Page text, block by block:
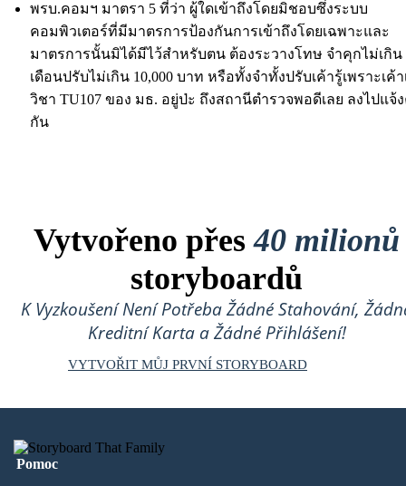
พรบ.คอมฯ มาตรา 5 ที่ว่า ผู้ใดเข้าถึงโดยมิชอบซึ่งระบบ
คอมพิวเตอร์ที่มีมาตรการป้องกันการเข้าถึงโดยเฉพาะและ
มาตรการนั้นมิได้มีไว้สำหรับตน ต้องระวางโทษ จำคุกไม่เกิน
เดือนปรับไม่เกิน 10,000 บาท หรือทั้งจำทั้งปรับเค้ารู้เพราะเค้า
วิชา TU107 ของ มธ. อยู่ป่ะ ถึงสถานีตำรวจพอดีเลย ลงไปแจ้
กัน
Vytvořeno přes40 milionů
storyboardů
K Vyzkoušení Není Potřeba Žádné Stahování,
Kreditní Karta a Žádné Přihlášení!
VYTVOŘIT MŮJ PRVNÍ STORYBOARD
Pomoc